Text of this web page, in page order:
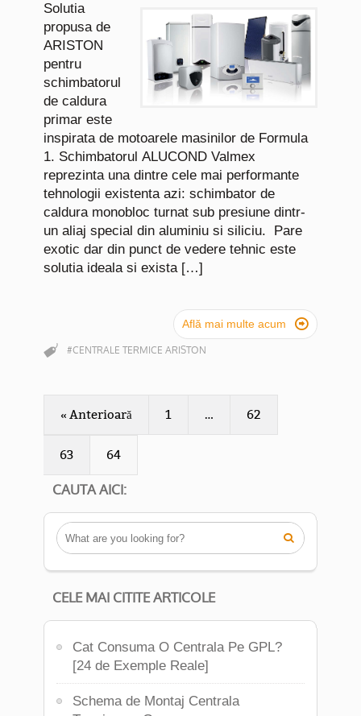
Solutia
propusa de
ARISTON
pentru
schimbatorul
de caldura
primar este
inspirata de motoarele masinilor de Formula
1. Schimbatorul ALUCOND Valmex
reprezinta una dintre cele mai performante
tehnologii existenta azi: schimbator de
caldura monobloc turnat sub presiune dintr-
un aliaj special din aluminiu si siliciu. Pare
exotic dar din punct de vedere tehnic este
solutia ideala si exista […]
Află mai multe acum 
#CENTRALE TERMICE ARISTON
« Anterioară 1 … 62
63 64
CAUTA AICI:

CELE MAI CITITE ARTICOLE
Cat Consuma O Centrala Pe GPL?
[24 de Exemple Reale]
Schema de Montaj Centrala